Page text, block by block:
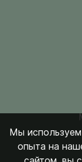
Мы
опыта на